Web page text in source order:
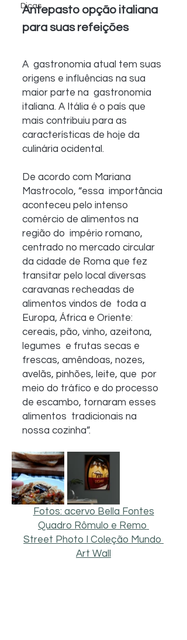
Dicas
Antepasto opção italiana
para suas refeições
A  gastronomia atual tem suas
origens e influências na sua
maior parte na  gastronomia
italiana. A Itália é o país que
mais contribuiu para as
características de hoje da
culinária ocidental.
De acordo com Mariana
Mastrocolo, “essa  importância
aconteceu pelo intenso
comércio de alimentos na
região do  império romano,
centrado no mercado circular
da cidade de Roma que fez
transitar pelo local diversas
caravanas recheadas de
alimentos vindos de  toda a
Europa, África e Oriente:
cereais, pão, vinho, azeitona,
legumes  e frutas secas e
frescas, amêndoas, nozes,
avelãs, pinhões, leite, que  por
meio do tráfico e do processo
de escambo, tornaram esses
alimentos  tradicionais na
nossa cozinha”.
Fotos: acervo Bella Fontes
Quadro Rômulo e Remo
Street Photo I Coleção Mundo
Art Wall